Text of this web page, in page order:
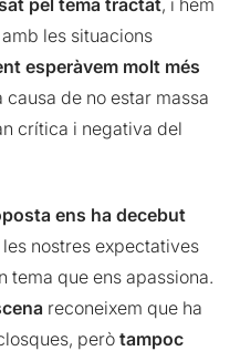
pel tema tractat, i hem
les situacions
esperàvem molt més
causa de no estar massa
crítica i negativa del
ens ha decebut
nostres expectatives
tema que ens apassiona.
reconeixem que ha
peròtampoc